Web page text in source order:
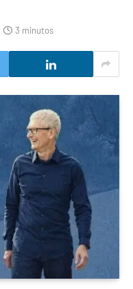
3 minutos